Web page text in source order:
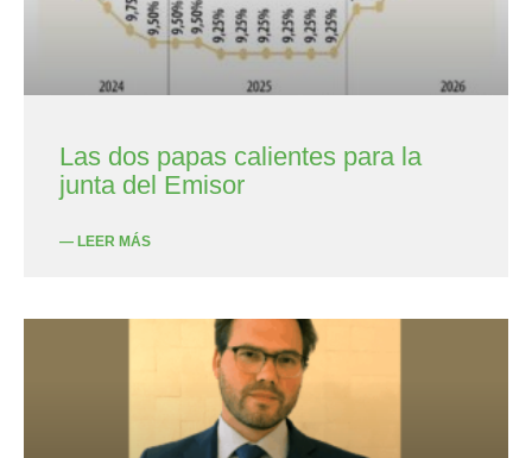
Las dos papas calientes para la
junta del Emisor
— LEER MÁS